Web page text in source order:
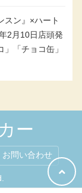
のクリアスタ
スン』×ハート
2月10日店頭発
「チョコ缶」
ー
お問い合わせ